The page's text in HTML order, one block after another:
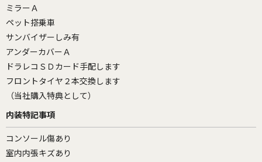
ミラーＡ
ペット搭乗車
サンバイザーしみ有
アンダーカバーＡ
ドラレコＳＤカード手配します
フロントタイヤ２本交換します
（当社購入特典として）
内装特記事項
コンソール傷あり
室内内張キズあり